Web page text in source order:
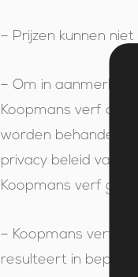
– Prijzen kunnen
– Om in
Koopmans verf om
worden behandeld
privacy beleid van
Koopmans verf
– Koopmans verf is
resulteert in